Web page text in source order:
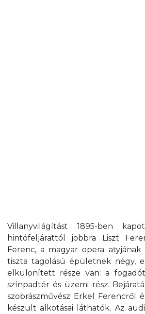
Villanyvilágítást 1895-ben
hintófeljárattól jobbra Liszt
Ferenc, a magyar opera atyjának
tiszta tagolású épületnek négy,
elkülönített része van: a
színpadtér és üzemi rész.
szobrászművész Erkel Ferencről
készült alkotásai láthatók. Az